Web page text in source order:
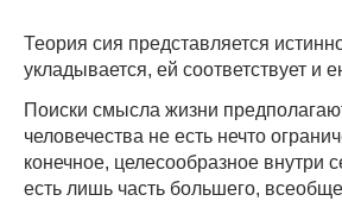
Теория сия представляется
укладывается, ей соответствует и
Поиски смысла жизни
человечества не есть нечто
конечное, целесообразное
есть лишь часть большего,